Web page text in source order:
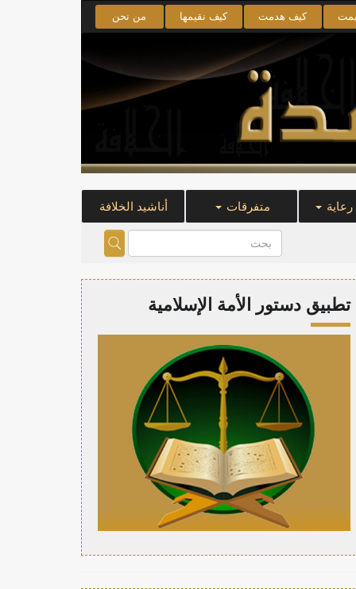
كيف هدمت كيف نقيمها من نحن
متفرقات أناشيد الخلافة
تطبيق دستور الأمة الإسلامية